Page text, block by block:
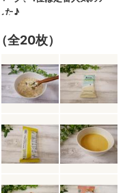
全20枚）